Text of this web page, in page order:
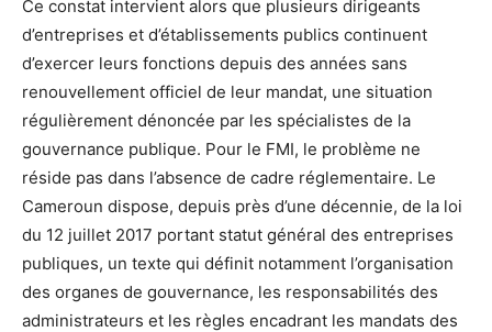
Ce constat intervient alors que plusieurs dirigeants
d’entreprises et d’établissements publics continuent
d’exercer leurs fonctions depuis des années sans
renouvellement officiel de leur mandat, une situation
régulièrement dénoncée par les spécialistes de la
gouvernance publique. Pour le FMI, le problème ne
réside pas dans l’absence de cadre réglementaire. Le
Cameroun dispose, depuis près d’une décennie, de la loi
du 12 juillet 2017 portant statut général des entreprises
publiques, un texte qui définit notamment l’organisation
des organes de gouvernance, les responsabilités des
administrateurs et les règles encadrant les mandats des